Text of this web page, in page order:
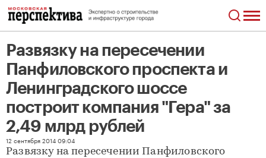
Развязку на пересечении
Панфиловского проспекта и
Ленинградского шоссе
построит компания "Гера" за
2,49 млрд рублей
12 сентября 2014 09:04
Развязку на пересечении Панфиловского